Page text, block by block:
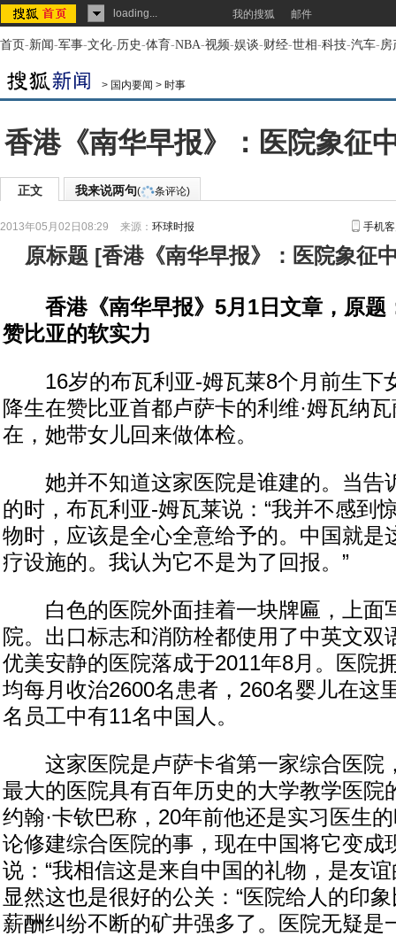
loading... 我的搜狐 邮件
首页-新闻-军事-文化-历史-体育-NBA-视频-娱谈-财经-世相-科技-汽车-房
> 国内要闻 > 时事
香港《南华早报》：医院象征
正文 我来说两句( 条评论)
2013年05月02日08:29 来源： 环球时报 手机
原标题 [香港《南华早报》：医院象征
香港《南华早报》5月1日文章，原题
赞比亚的软实力
16岁的布瓦利亚-姆瓦莱8个月前生下
降生在赞比亚首都卢萨卡的利维·姆瓦纳
在，她带女儿回来做体检。
她并不知道这家医院是谁建的。当告
的时，布瓦利亚-姆瓦莱说：“我并不感到
物时，应该是全心全意给予的。中国就是
疗设施的。我认为它不是为了回报。”
白色的医院外面挂着一块牌匾，上面
院。出口标志和消防栓都使用了中英文双
优美安静的医院落成于2011年8月。医院
均每月收治2600名患者，260名婴儿在这
名员工中有11名中国人。
这家医院是卢萨卡省第一家综合医院
最大的医院具有百年历史的大学教学医院
约翰·卡钦巴称，20年前他还是实习医生
论修建综合医院的事，现在中国将它变成
说：“我相信这是来自中国的礼物，是友
显然这也是很好的公关：“医院给人的印
薪酬纠纷不断的矿井强多了。医院无疑是